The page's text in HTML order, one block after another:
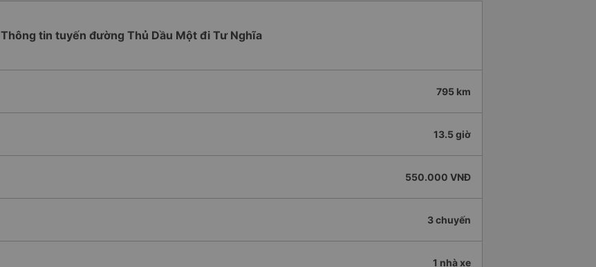
Thông tin tuyến đường Thủ Dầu Một đi Tư Nghĩa
795 km
13.5 giờ
550.000 VNĐ
3 chuyến
1 nhà xe